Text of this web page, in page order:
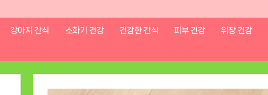
강아지 간식 소화기 건강 건강한 간식 피부 건강 위장 건강